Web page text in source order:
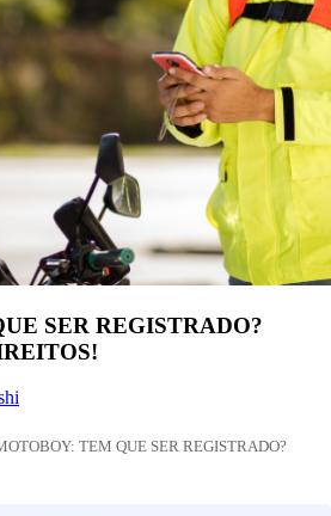
SER REGISTRADO?
TEM QUE SER REGISTRADO?